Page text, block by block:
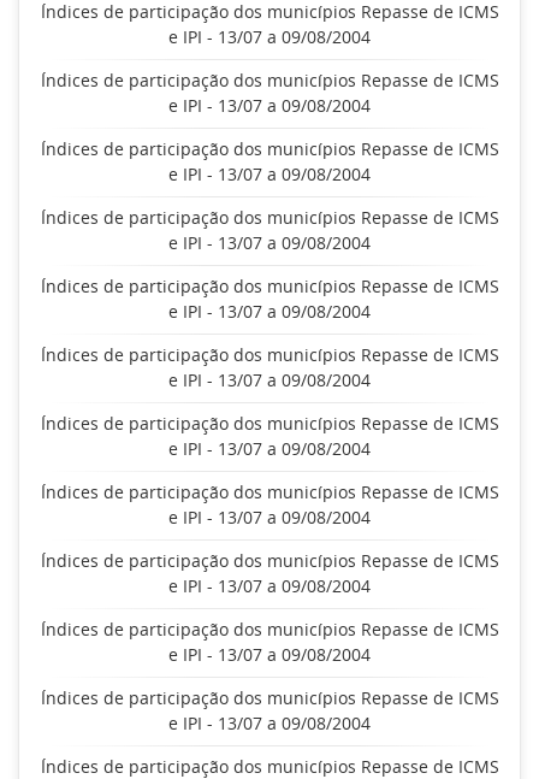
Índices de participação dos municípios Repasse de ICMS
e IPI - 13/07 a 09/08/2004
Índices de participação dos municípios Repasse de ICMS
e IPI - 13/07 a 09/08/2004
Índices de participação dos municípios Repasse de ICMS
e IPI - 13/07 a 09/08/2004
Índices de participação dos municípios Repasse de ICMS
e IPI - 13/07 a 09/08/2004
Índices de participação dos municípios Repasse de ICMS
e IPI - 13/07 a 09/08/2004
Índices de participação dos municípios Repasse de ICMS
e IPI - 13/07 a 09/08/2004
Índices de participação dos municípios Repasse de ICMS
e IPI - 13/07 a 09/08/2004
Índices de participação dos municípios Repasse de ICMS
e IPI - 13/07 a 09/08/2004
Índices de participação dos municípios Repasse de ICMS
e IPI - 13/07 a 09/08/2004
Índices de participação dos municípios Repasse de ICMS
e IPI - 13/07 a 09/08/2004
Índices de participação dos municípios Repasse de ICMS
e IPI - 13/07 a 09/08/2004
Índices de participação dos municípios Repasse de ICMS